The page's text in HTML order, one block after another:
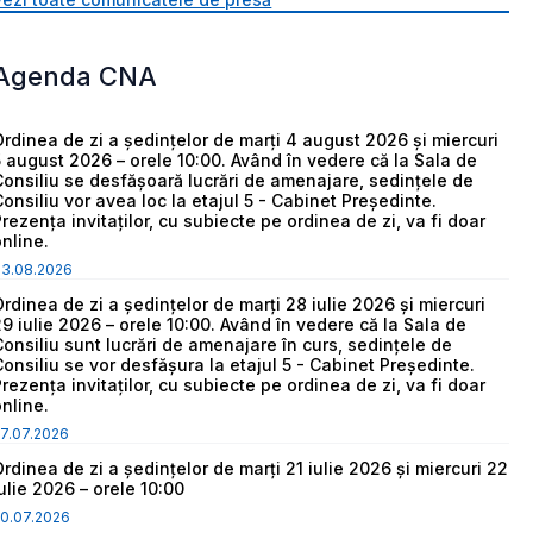
CNA
de zi a ședințelor de marți 4 august 2026 și miercuri
august 2026 – orele 10:00. Având în vedere că la Sala de
se desfășoară lucrări de amenajare, sedințele de
vor avea loc la etajul 5 - Cabinet Președinte.
invitaților, cu subiecte pe ordinea de zi, va fi doar
de zi a ședințelor de marți 28 iulie 2026 și miercuri
iulie 2026 – orele 10:00. Având în vedere că la Sala de
sunt lucrări de amenajare în curs, sedințele de
se vor desfășura la etajul 5 - Cabinet Președinte.
invitaților, cu subiecte pe ordinea de zi, va fi doar
de zi a ședințelor de marți 21 iulie 2026 și miercuri 22
2026 – orele 10:00